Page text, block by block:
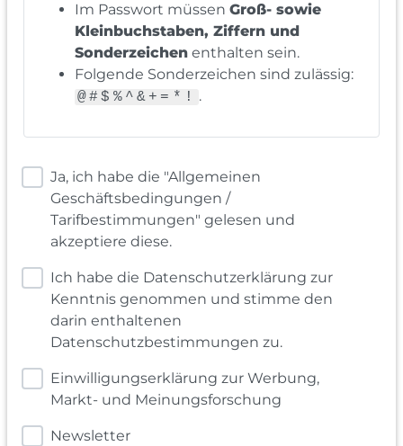
Im Passwort müssen Groß- sowie
Kleinbuchstaben, Ziffern und
Sonderzeichen enthalten sein.
Folgende Sonderzeichen sind zulässig:
@#$%^&+=*! .
Ja, ich habe die "Allgemeinen
Geschäftsbedingungen /
Tarifbestimmungen" gelesen und
akzeptiere diese.
Ich habe die Datenschutzerklärung zur
Kenntnis genommen und stimme den
darin enthaltenen
Datenschutzbestimmungen zu.
Einwilligungserklärung zur Werbung,
Markt- und Meinungsforschung
Newsletter